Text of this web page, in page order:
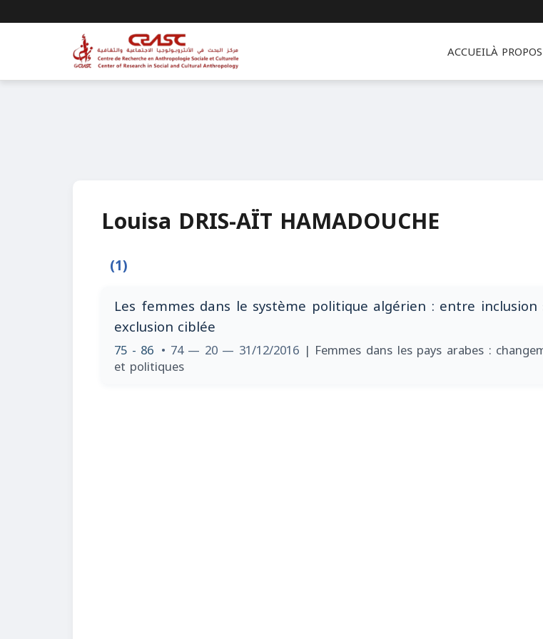
ACCUEILÀ PROPOS
Louisa DRIS-AÏT HAMADOUCHE
(1)
Les femmes dans le système politique algérien : entre
exclusion ciblée
75 - 86 • 74 — 20 — 31/12/2016 | Femmes dans les pays arabes :
et politiques